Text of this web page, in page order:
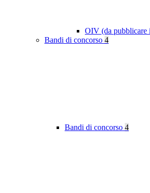
OIV (da pubblicare
Bandi di concorso 4
Bandi di concorso 4